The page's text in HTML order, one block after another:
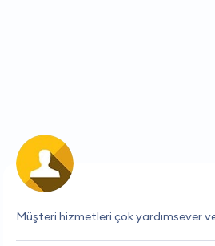
İşini çok iyi yapan bir firma.